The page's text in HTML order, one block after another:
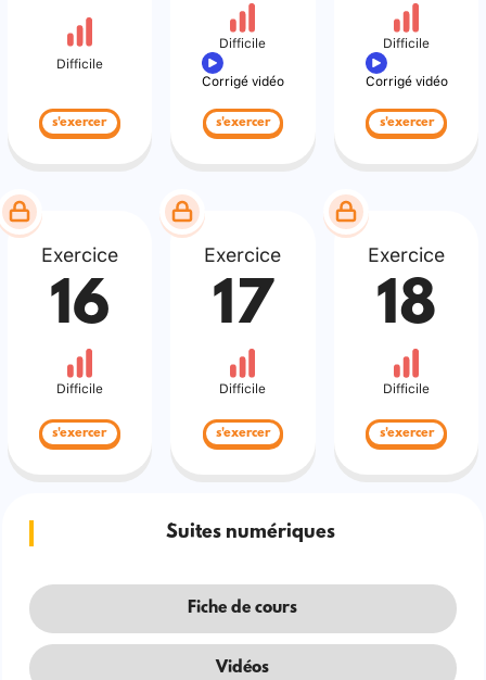
Difficile
s'exercer
Difficile
Corrigé vidéo
s'exercer
Difficile
Corrigé vidéo
s'exercer
Exercice
16
Difficile
s'exercer
Exercice
17
Difficile
s'exercer
Exercice
18
Difficile
s'exercer
Suites numériques
Fiche de cours
Vidéos